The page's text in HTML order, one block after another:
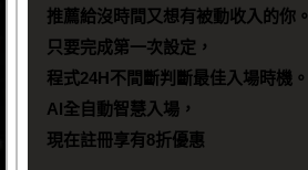
推薦給沒時間又想有被動收入的你。
只要完成第一次設定，
程式24H不間斷判斷最佳入場時機。
AI全自動智慧入場，
現在註冊享有8折優惠